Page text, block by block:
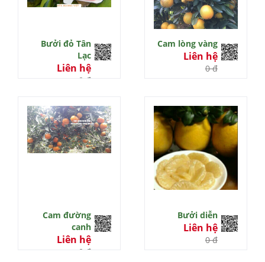
Bưởi đỏ Tân
Lạc
Liên hệ
0 đ
Cam lòng vàng
Liên hệ
0 đ
Cam đường
canh
Liên hệ
0 đ
Bưởi diễn
Liên hệ
0 đ